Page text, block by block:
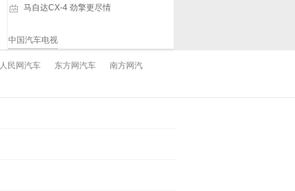
马自达CX-4 劲擎更尽情
中国汽车电视
人民网汽车 东方网汽车
南方网汽